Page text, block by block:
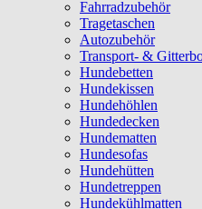
Fahrradzubehör
Tragetaschen
Autozubehör
Transport- &
Hundebetten
Hundekissen
Hundehöhlen
Hundedecken
Hundematten
Hundesofas
Hundehütten
Hundetreppen
Hundekühlmatten